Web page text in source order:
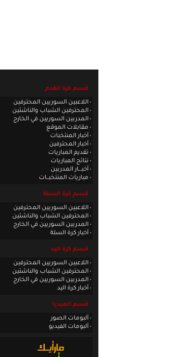
قسم كرة القدم
اللاعبين السوريين المحترفين
المحترفين الشباب والناشئين
المدربين السوريين في الخارج
مقابلات الموقع
أخبار المنتخبات
أخبار المحترفين
تقديم المباريات
نتائج المباريات
أخبـــار المدربين
مباريات المنتخبــات
قسم كرة السلة
اللاعبين السوريين المحترفين
المحترفين الشباب والناشئين
المدربين السوريين في الخارج
أخبار كرة السلة
قسم كرة اليد
اللاعبين السوريين المحترفين
المحترفين الشباب والناشئين
المدربين السوريين في الخارج
أخبار كرة اليد
قسم الميديا
ألبومات الصور
ألبومات الفيديو